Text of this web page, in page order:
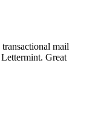
mail
Great